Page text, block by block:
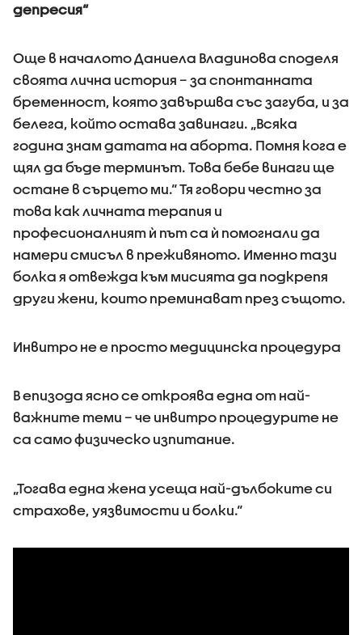
депресия“
Още в началото Даниела Владинова споделя
своята лична история – за спонтанната
бременност, която завършва със загуба, и за
белега, който остава завинаги. „Всяка
година знам датата на аборта. Помня кога е
щял да бъде терминът. Това бебе винаги ще
остане в сърцето ми.“ Тя говори честно за
това как личната терапия и
професионалният ѝ път са ѝ помогнали да
намери смисъл в преживяното. Именно тази
болка я отвежда към мисията да подкрепя
други жени, които преминават през същото.
Инвитро не е просто медицинска процедура
В епизода ясно се откроява една от най-
важните теми – че инвитро процедурите не
са само физическо изпитание.
„Тогава една жена усеща най-дълбоките си
страхове, уязвимости и болки.“